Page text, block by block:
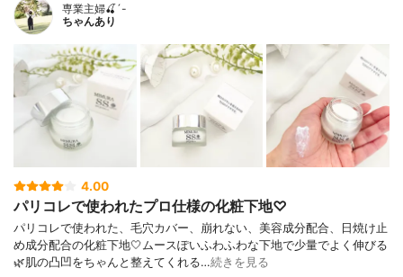
専業主婦🍒´-
ちゃんあり
4.00
パリコレで使われたプロ仕様の化粧下地♡
パリコレで使われた、毛穴カバー、崩れない、美容成分配合、日焼け止
め成分配合の化粧下地🤍ムースぽいふわふわな下地で少量でよく伸びる
🌿肌の凸凹をちゃんと整えてくれる…続きを見る